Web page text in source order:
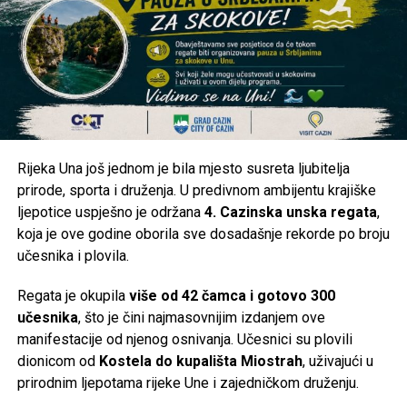
stabilizaciju sistema, kako bi se građani mogli na vrijeme
organizovati.
Kakva je situacija kod vas?
Da li je voda stigla u vaše naselje ili ste i dalje bez
vodosnabdijevanja? Pišite nam u komentarima iz kojeg ste
informacije mogu pomoći i drugim građanima da steknu
jasniju sliku o stanju na području Cazina.
Share Post
Share
Mail
Rijeka Una još jednom je bila mjesto susreta ljubitelja
prirode, sporta i druženja. U predivnom ambijentu krajiške
ljepotice uspješno je održana 4. Cazinska unska regata,
koja je ove godine oborila sve dosadašnje rekorde po broju
učesnika i plovila.
Regata je okupila više od 42 čamca i gotovo 300
učesnika, što je čini najmasovnijim izdanjem ove
manifestacije od njenog osnivanja. Učesnici su plovili
dionicom od Kostela do kupališta Miostrah, uživajući u
prirodnim ljepotama rijeke Une i zajedničkom druženju.